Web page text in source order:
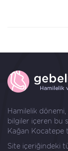
Hamilelik dönemi,
bilgiler içeren bu
Kağan Kocatepe
Site içeriğindeki